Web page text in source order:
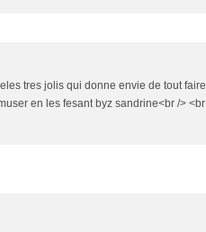
tres jolis qui donne envie de tout faire
en les fesant byz sandrine<br /> <br